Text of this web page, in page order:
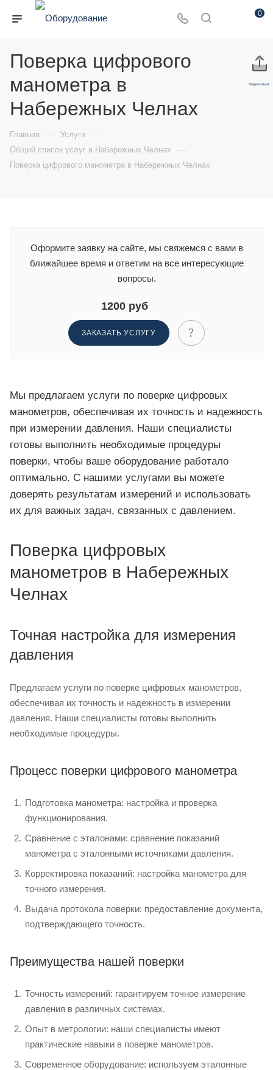
0
Поделиться:
Поверка цифрового
манометра в
Набережных Челнах
Главная — Услуги —
Общий список услуг в Набережных Челнах —
Поверка цифрового манометра в Набережных Челнах
Оформите заявку на сайте, мы свяжемся с вами в
ближайшее время и ответим на все интересующие
вопросы.
1200 руб
ЗАКАЗАТЬ УСЛУГУ
Мы предлагаем услуги по поверке цифровых
манометров, обеспечивая их точность и надежность
при измерении давления. Наши специалисты
готовы выполнить необходимые процедуры
поверки, чтобы ваше оборудование работало
оптимально. С нашими услугами вы можете
доверять результатам измерений и использовать
их для важных задач, связанных с давлением.
Поверка цифровых
манометров в Набережных
Челнах
Точная настройка для измерения
давления
Предлагаем услуги по поверке цифровых манометров,
обеспечивая их точность и надежность в измерении
давления. Наши специалисты готовы выполнить
необходимые процедуры.
Процесс поверки цифрового манометра
Подготовка манометра: настройка и проверка
функционирования.
Сравнение с эталонами: сравнение показаний
манометра с эталонными источниками давления.
Корректировка показаний: настройка манометра для
точного измерения.
Выдача протокола поверки: предоставление документа,
подтверждающего точность.
Преимущества нашей поверки
Точность измерений: гарантируем точное измерение
давления в различных системах.
Опыт в метрологии: наши специалисты имеют
практические навыки в поверке манометров.
Современное оборудование: используем эталонные